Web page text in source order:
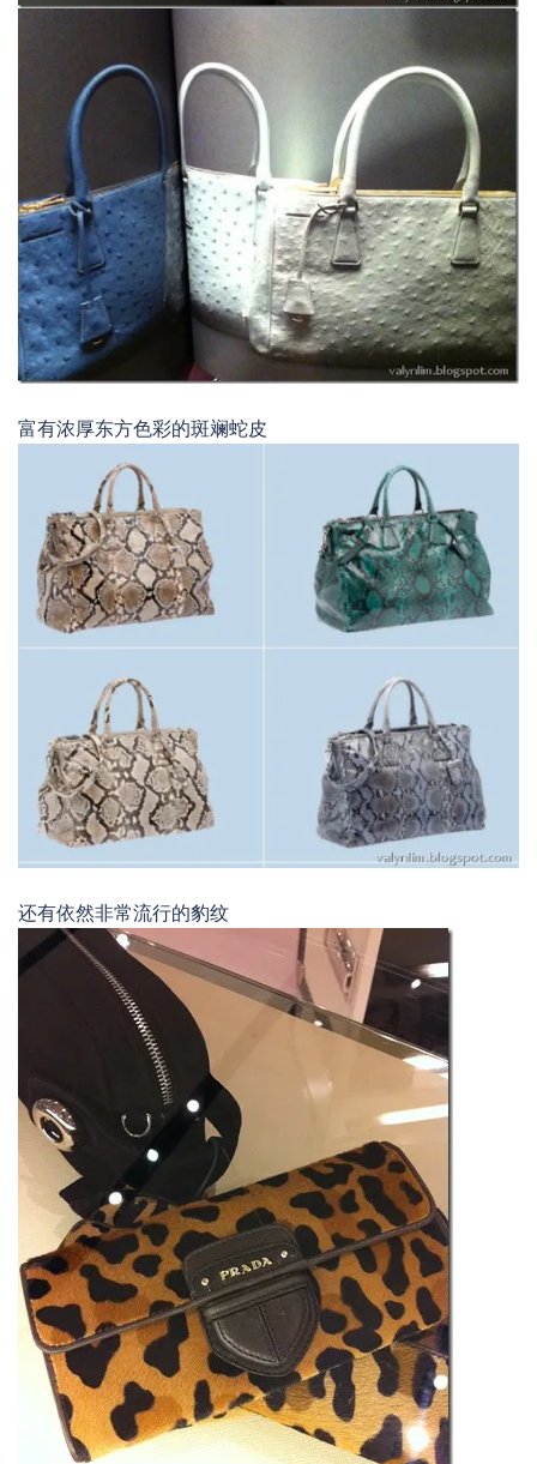
富有浓厚东方色彩的斑斓蛇皮
还有依然非常流行的豹纹